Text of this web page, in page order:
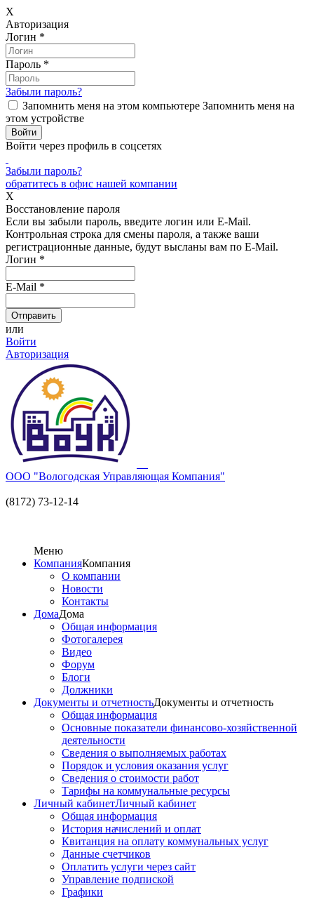
X
Авторизация
Логин *
Пароль *
Забыли пароль?
Запомнить меня на этом компьютере Запомнить меня на
этом устройстве
Войти через профиль в соцсетях
Забыли пароль?
обратитесь в офис нашей компании
X
Восстановление пароля
Если вы забыли пароль, введите логин или E-Mail.
Контрольная строка для смены пароля, а также ваши
регистрационные данные, будут высланы вам по E-Mail.
Логин *
E-Mail *
или
Войти
Авторизация
ООО "Вологодская Управляющая Компания"
(8172) 73-12-14
Меню
КомпанияКомпания
О компании
Новости
Контакты
ДомаДома
Общая информация
Фотогалерея
Видео
Форум
Блоги
Должники
Документы и отчетностьДокументы и отчетность
Общая информация
Основные показатели финансово-хозяйственной
деятельности
Сведения о выполняемых работах
Порядок и условия оказания услуг
Сведения о стоимости работ
Тарифы на коммунальные ресурсы
Личный кабинетЛичный кабинет
Общая информация
История начислений и оплат
Квитанция на оплату коммунальных услуг
Данные счетчиков
Оплатить услуги через сайт
Управление подпиской
Графики